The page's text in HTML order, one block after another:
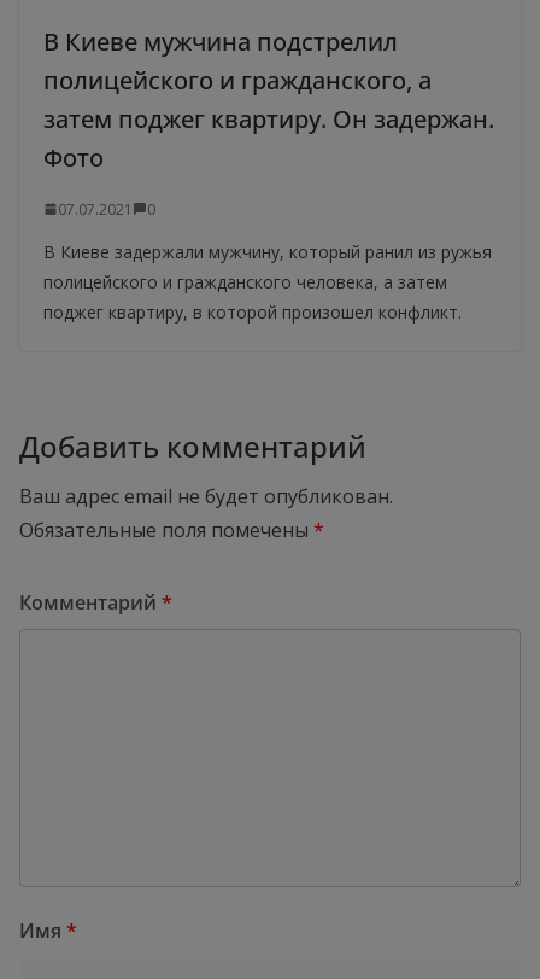
В Киеве мужчина подстрелил
полицейского и гражданского, а
затем поджег квартиру. Он задержан.
Фото
07.07.2021 0
В Киеве задержали мужчину, который ранил из ружья
полицейского и гражданского человека, а затем
поджег квартиру, в которой произошел конфликт.
Добавить комментарий
Ваш адрес email не будет опубликован.
Обязательные поля помечены *
Комментарий *
Имя *